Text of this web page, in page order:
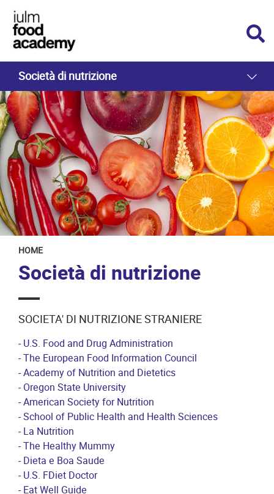
Società di nutrizione
HOME
Società di nutrizione
SOCIETA' DI NUTRIZIONE STRANIERE
- U.S. Food and Drug Administration
- The European Food Information Council
- Academy of Nutrition and Dietetics
- Oregon State University
- American Society for Nutrition
- School of Public Health and Health Sciences
- La Nutrition
- The Healthy Mummy
- Dieta e Boa Saude
- U.S. FDiet Doctor
- Eat Well Guide